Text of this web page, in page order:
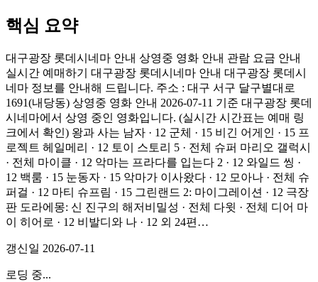
핵심 요약
대구광장 롯데시네마 안내 상영중 영화 안내 관람 요금 안내
실시간 예매하기 대구광장 롯데시네마 안내 대구광장 롯데시
네마 정보를 안내해 드립니다. 주소 : 대구 서구 달구별대로
1691(내당동) 상영중 영화 안내 2026-07-11 기준 대구광장 롯데
시네마에서 상영 중인 영화입니다. (실시간 시간표는 예매 링
크에서 확인) 왕과 사는 남자 · 12 군체 · 15 비긴 어게인 · 15 프
로젝트 헤일메리 · 12 토이 스토리 5 · 전체 슈퍼 마리오 갤럭시
· 전체 마이클 · 12 악마는 프라다를 입는다 2 · 12 와일드 씽 ·
12 백룸 · 15 눈동자 · 15 악마가 이사왔다 · 12 모아나 · 전체 슈
퍼걸 · 12 마티 슈프림 · 15 그린랜드 2: 마이그레이션 · 12 극장
판 도라에몽: 신 진구의 해저비밀성 · 전체 다윗 · 전체 디어 마
이 히어로 · 12 비발디와 나 · 12 외 24편…
갱신일 2026-07-11
로딩 중...